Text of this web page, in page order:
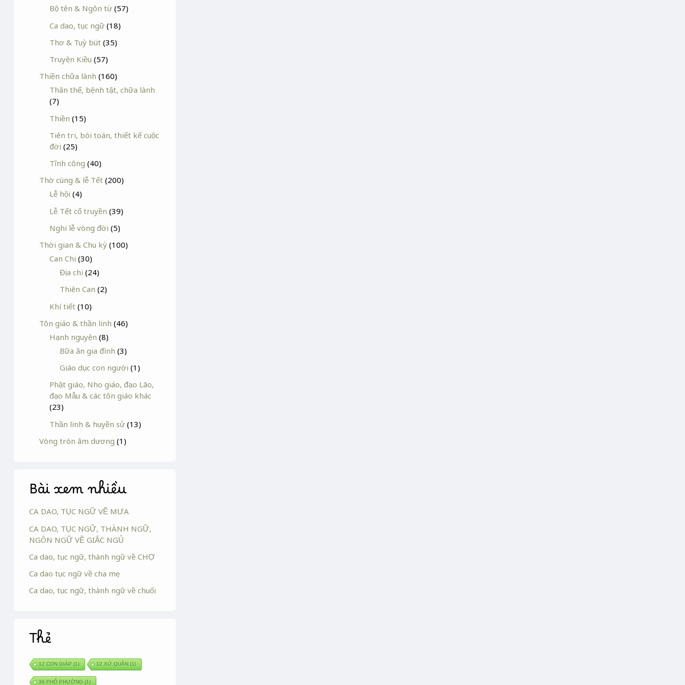
Bộ tên & Ngôn từ (57)
Ca dao, tục ngữ (18)
Thơ & Tuỳ bút (35)
Truyện Kiều (57)
Thiền chữa lành (160)
Thân thể, bệnh tật, chữa lành
(7)
Thiền (15)
Tiên tri, bói toán, thiết kế cuộc
đời (25)
Tĩnh công (40)
Thờ cúng & lễ Tết (200)
Lễ hội (4)
Lễ Tết cổ truyền (39)
Nghi lễ vòng đời (5)
Thời gian & Chu kỳ (100)
Can Chi (30)
Địa chi (24)
Thiên Can (2)
Khí tiết (10)
Tôn giáo & thần linh (46)
Hạnh nguyện (8)
Bữa ăn gia đình (3)
Giáo dục con người (1)
Phật giáo, Nho giáo, đạo Lão,
đạo Mẫu & các tôn giáo khác
(23)
Thần linh & huyền sử (13)
Vòng tròn âm dương (1)
Bài xem nhiều
CA DAO, TỤC NGỮ VỀ MƯA
CA DAO, TỤC NGỮ, THÀNH NGỮ,
NGÔN NGỮ VỀ GIẤC NGỦ
Ca dao, tục ngữ, thành ngữ về CHỢ
Ca dao tục ngữ về cha mẹ
Ca dao, tục ngữ, thành ngữ về chuối
Thẻ
12 CON GIÁP (1) 12 XỨ QUÂN (1)
36 PHỐ PHƯỜNG (1)